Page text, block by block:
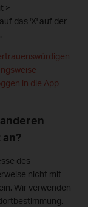
>
das 'X' auf der
in die App
des
nicht mit
Wir verwenden